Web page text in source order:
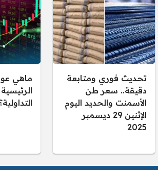
تحديث فوري ومتابعة
دقيقة.. سعر طن
الأسمنت والحديد اليوم
الإثنين 29 ديسمبر
2025
ماهي